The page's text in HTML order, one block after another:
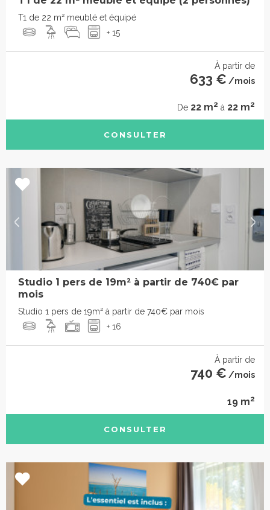
T1 de 22 m² meublé et équipé
+ 15
À partir de
633 € /mois
De 22 m2 à 22 m2
CONSULTER
Studio 1 pers de 19m² à partir de 740€ par
mois
Studio 1 pers de 19m² à partir de 740€ par mois
+ 16
À partir de
740 € /mois
19 m2
CONSULTER